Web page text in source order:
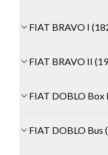
FIAT BRAVO I
FIAT BRAVO II
FIAT DOBLO
FIAT DOBLO Bus